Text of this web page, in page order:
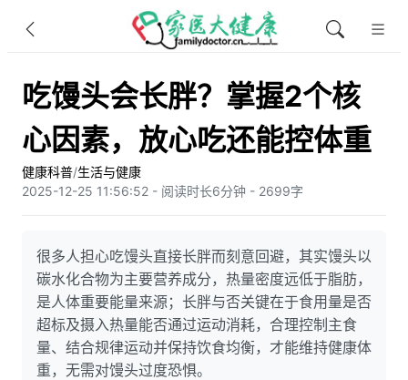
吃馒头会长胖？掌握2个核
心因素，放心吃还能控体重
健康科普/生活与健康
2025-12-25 11:56:52 - 阅读时长6分钟 - 2699字
很多人担心吃馒头直接长胖而刻意回避，其实馒头以
碳水化合物为主要营养成分，热量密度远低于脂肪，
是人体重要能量来源；长胖与否关键在于食用量是否
超标及摄入热量能否通过运动消耗，合理控制主食
量、结合规律运动并保持饮食均衡，才能维持健康体
重，无需对馒头过度恐惧。